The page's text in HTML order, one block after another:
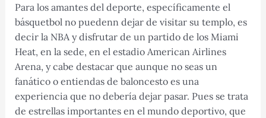
Para los amantes del deporte, específicamente el
básquetbol no puedenn dejar de visitar su templo, es
decir la NBA y disfrutar de un partido de los Miami
Heat, en la sede, en el estadio American Airlines
Arena, y cabe destacar que aunque no seas un
fanático o entiendas de baloncesto es una
experiencia que no debería dejar pasar. Pues se trata
de estrellas importantes en el mundo deportivo, que